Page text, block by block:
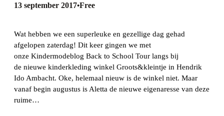
13 september 2017•Free
Wat hebben we een superleuke en gezellige dag gehad
afgelopen zaterdag! Dit keer gingen we met
onze Kindermodeblog Back to School Tour langs bij
de nieuwe kinderkleding winkel Groots&kleintje in Hendrik
Ido Ambacht. Oke, helemaal nieuw is de winkel niet. Maar
vanaf begin augustus is Aletta de nieuwe eigenaresse van deze
ruime…